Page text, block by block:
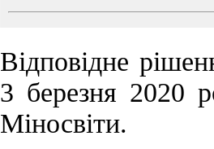
Відповідне
3 березня 2020
Міносвіти.